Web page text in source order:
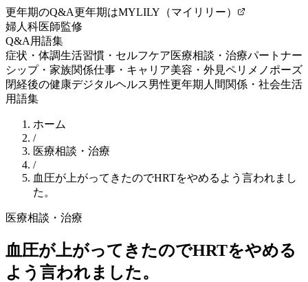
更年期のQ&A更年期はMYLILY（マイリリー）
婦人科医師監修
Q&A 用語集
症状・体調生活習慣・セルフケア医療相談・治療パートナー
シップ・家族関係仕事・キャリア美容・外見ペリメノポーズ
閉経後の健康デジタルヘルス男性更年期 人間関係・社会生活
用語集
ホーム
/
医療相談・治療
/
血圧が上がってきたのでHRTをやめるよう言われまし
た。
医療相談・治療
血圧が上がってきたのでHRTをやめる
よう言われました。